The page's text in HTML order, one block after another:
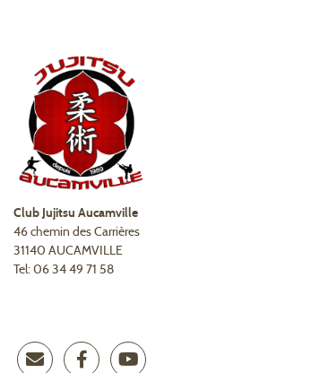
Club Jujitsu Aucamville
46 chemin des Carrières
31140 AUCAMVILLE
Tel: 06 34 49 71 58